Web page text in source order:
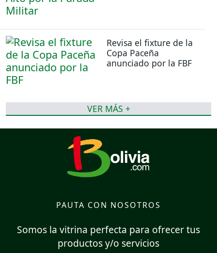
Revisa el fixture de la
Copa Paceña
anunciado por la FBF
VER MÁS +
PAUTA CON NOSOTROS
Somos la vitrina perfecta para ofrecer tus
productos y/o servicios